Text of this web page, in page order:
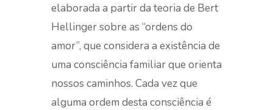
elaborada a partir da teoria de Bert
Hellinger sobre as “ordens do
amor”, que considera a existência de
uma consciência familiar que orienta
nossos caminhos. Cada vez que
alguma ordem desta consciência é